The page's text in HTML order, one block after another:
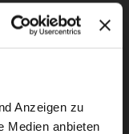
Anzeigen zu
Medien anbieten